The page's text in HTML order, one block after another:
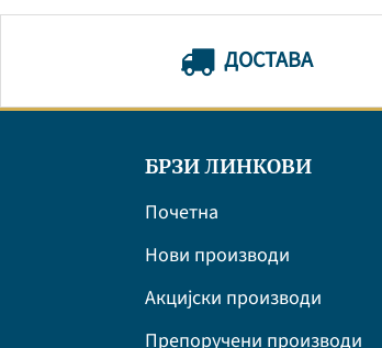
ДОСТАВА
БРЗИ ЛИНКОВИ
Почетна
Нови производи
Акцијски производи
Препоручени производи